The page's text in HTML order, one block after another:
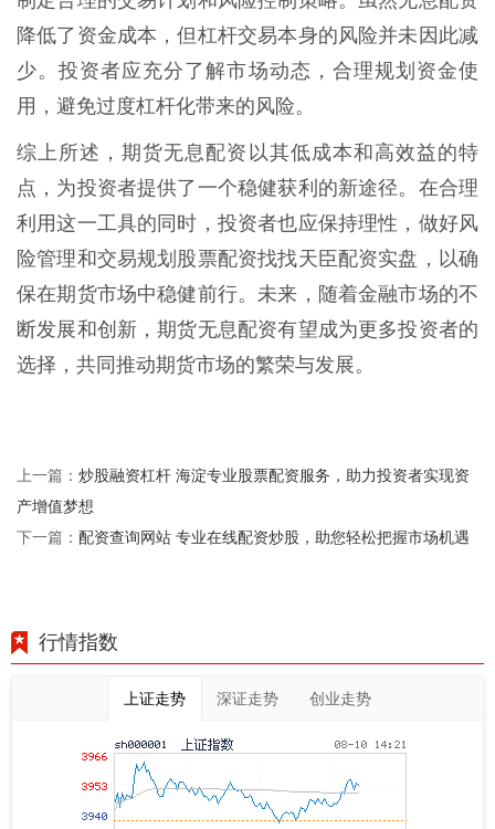
降低了资金成本，但杠杆交易本身的风险并未因此减
少。投资者应充分了解市场动态，合理规划资金使
用，避免过度杠杆化带来的风险。
综上所述，期货无息配资以其低成本和高效益的特
点，为投资者提供了一个稳健获利的新途径。在合理
利用这一工具的同时，投资者也应保持理性，做好风
险管理和交易规划股票配资找找天臣配资实盘，以确
保在期货市场中稳健前行。未来，随着金融市场的不
断发展和创新，期货无息配资有望成为更多投资者的
选择，共同推动期货市场的繁荣与发展。
上一篇： 炒股融资杠杆 海淀专业股票配资服务，助力投资者实现资
产增值梦想
下一篇： 配资查询网站 专业在线配资炒股，助您轻松把握市场机遇
行情指数
上证走势 深证走势 创业走势